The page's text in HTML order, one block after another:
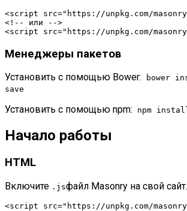
<script src="https://unpkg.com/
<!-- или -->
<script src="https://unpkg.com/
Менеджеры пакетов
Установить с помощью Bower:
bower
save
Установить с помощью npm: npm
Начало работы
HTML
Включите .jsфайл Masonry на свой сайт.
<script src="https://unpkg.com/